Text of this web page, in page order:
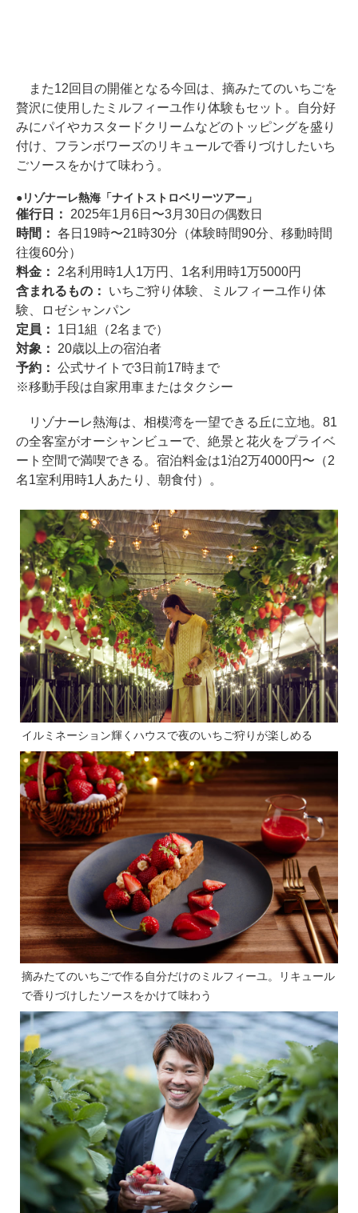
また12回目の開催となる今回は、摘みたてのいちごを
贅沢に使用したミルフィーユ作り体験もセット。自分好
みにパイやカスタードクリームなどのトッピングを盛り
付け、フランボワーズのリキュールで香りづけしたいち
ごソースをかけて味わう。
リゾナーレ熱海「ナイトストロベリーツアー」
催行日： 2025年1月6日〜3月30日の偶数日
時間： 各日19時〜21時30分（体験時間90分、移動時間
往復60分）
料金： 2名利用時1人1万円、1名利用時1万5000円
含まれるもの： いちご狩り体験、ミルフィーユ作り体
験、ロゼシャンパン
定員： 1日1組（2名まで）
対象： 20歳以上の宿泊者
予約： 公式サイトで3日前17時まで
※移動手段は自家用車またはタクシー
リゾナーレ熱海は、相模湾を一望できる丘に立地。81
の全客室がオーシャンビューで、絶景と花火をプライベ
ート空間で満喫できる。宿泊料金は1泊2万4000円〜（2
名1室利用時1人あたり、朝食付）。
イルミネーション輝くハウスで夜のいちご狩りが楽しめる
摘みたてのいちごで作る自分だけのミルフィーユ。リキュール
で香りづけしたソースをかけて味わう